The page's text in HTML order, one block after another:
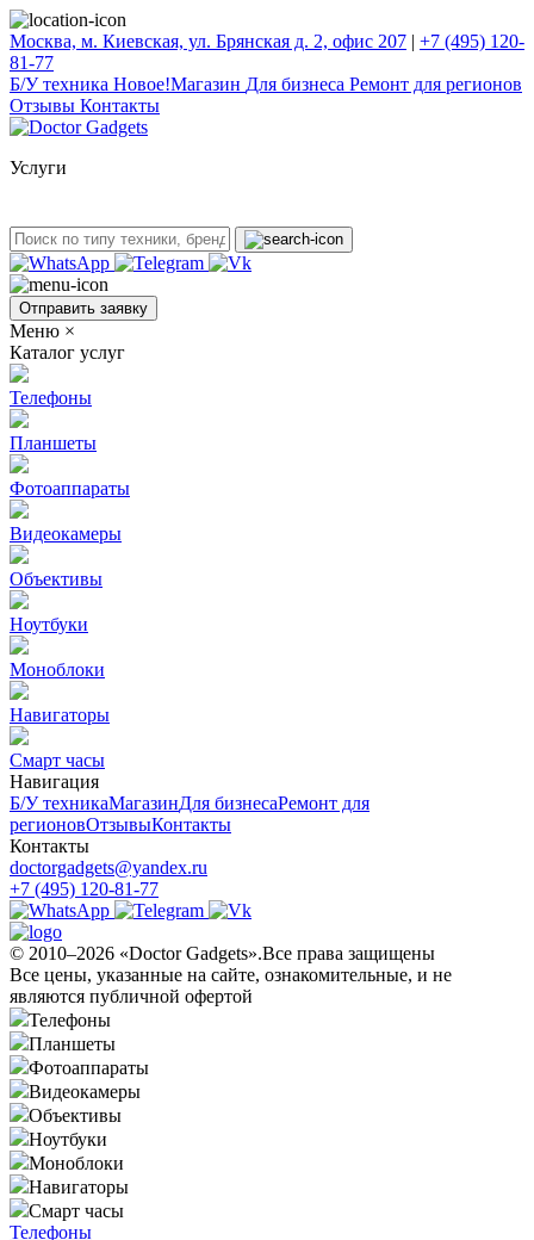
Москва, м. Киевская, ул. Брянская д. 2, офис 207 | +7 (495) 120-
81-77
Б/У техникa Новое!Магазин Для бизнеса Ремонт для регионов
Отзывы Контакты
Услуги
Отправить заявку
Меню ×
Каталог услуг
Телефоны
Планшеты
Фотоаппараты
Видеокамеры
Объективы
Ноутбуки
Моноблоки
Навигаторы
Смарт часы
Навигация
Б/У техникaМагазинДля бизнесаРемонт для
регионовОтзывыКонтакты
Контакты
doctorgadgets@yandex.ru
+7 (495) 120-81-77
© 2010–2026 «Doctor Gadgets».Все права защищены
Все цены, указанные на сайте, ознакомительные, и не
являются публичной офертой
Телефоны
Планшеты
Фотоаппараты
Видеокамеры
Объективы
Ноутбуки
Моноблоки
Навигаторы
Смарт часы
Телефоны